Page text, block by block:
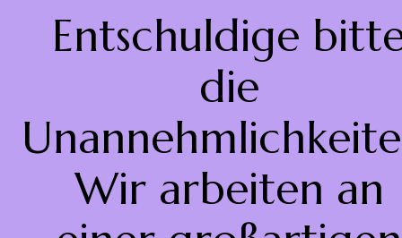
Entschuldige
die
Wir arbeiten an